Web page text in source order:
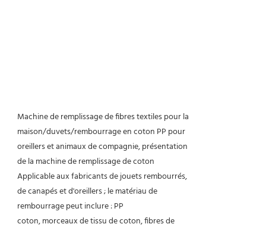
Machine de remplissage de fibres textiles pour la
maison/duvets/rembourrage en coton PP pour
oreillers et animaux de compagnie, présentation
de la machine de remplissage de coton
Applicable aux fabricants de jouets rembourrés,
de canapés et d'oreillers ; le matériau de
rembourrage peut inclure : PP
coton, morceaux de tissu de coton, fibres de